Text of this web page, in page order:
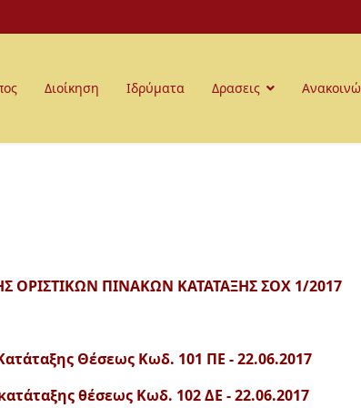
Διοίκηση Ιδρύματα Δρασεις
ΟΡΙΣΤΙΚΩΝ ΠΙΝΑΚΩΝ ΚΑΤΑΤΑΞΗΣ ΣΟΧ 1/2017
Θέσεως Κωδ. 101 ΠΕ - 22.06.2017
θέσεως Κωδ. 102 ΔΕ - 22.06.2017